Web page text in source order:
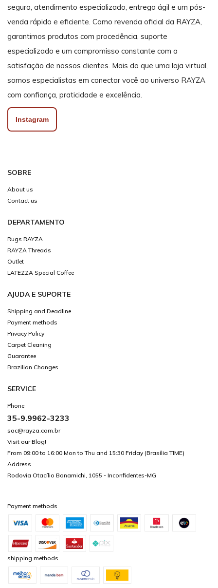
segura, atendimento especializado, entrega ágil e um pós-
venda rápido e eficiente. Como revenda oficial da RAYZA,
garantimos produtos com procedência, suporte
especializado e um compromisso constante com a
satisfação de nossos clientes. Mais do que uma loja virtual,
somos especialistas em conectar você ao universo RAYZA
com confiança, praticidade e excelência.
Instagram
SOBRE
About us
Contact us
DEPARTAMENTO
Rugs RAYZA
RAYZA Threads
Outlet
LATEZZA Special Coffee
AJUDA E SUPORTE
Shipping and Deadline
Payment methods
Privacy Policy
Carpet Cleaning
Guarantee
Brazilian Changes
SERVICE
Phone
35-9.9962-3233
sac@rayza.com.br
Visit our Blog!
From 09:00 to 16:00 Mon to Thu and 15:30 Friday (Brasília TIME)
Address
Rodovia Otacílio Bonamichi, 1055 - Inconfidentes-MG
Payment methods
shipping methods